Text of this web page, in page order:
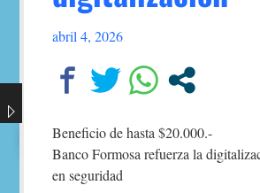
abril 4, 2026
Beneficio de hasta $20.000.-
Banco Formosa refuerza la
en seguridad